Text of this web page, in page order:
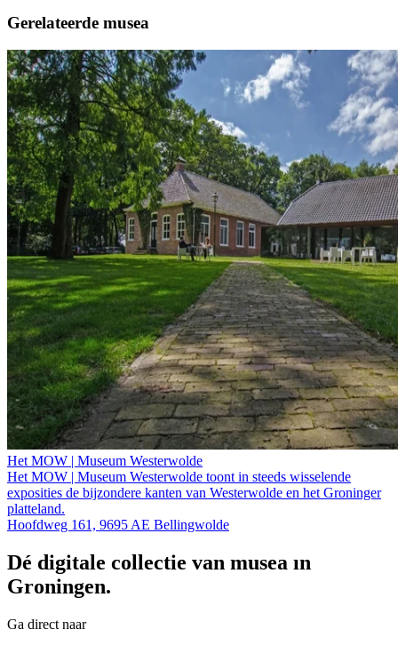
Gerelateerde musea
Het MOW | Museum Westerwolde
Het MOW | Museum Westerwolde toont in steeds wisselende
exposities de bijzondere kanten van Westerwolde en het Groninger
platteland.
Hoofdweg 161, 9695 AE Bellingwolde
Dé digitale collectie van musea in
Groningen.
Ga direct naar